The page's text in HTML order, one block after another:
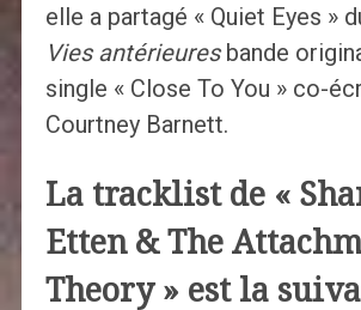
elle a partagé « Quiet Eyes »
Vies antérieuresbande
single « Close To You » co-
Courtney Barnett.
La tracklist de «
Etten & The
Theory » est la